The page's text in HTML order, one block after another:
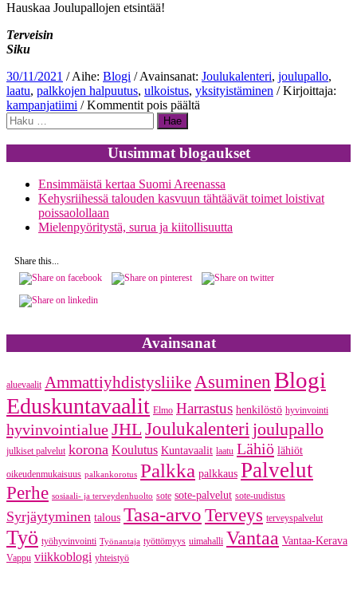
Hauskaa Joulupallojen etsintää!
Terveisin
Siku
30/11/2021 / Aihe: Blogi / Avainsanat: Joulukalenteri, joulupallo,
laatu, palkkojen halpuutus, ulkoistus, yksityistäminen / Kirjoittaja:
kampanjatiimi /Kommentit pois päältä
henkilöstö
on
ja
palkkojen
leviää
Haku:
Uusimmat blogaukset
Ensimmäistä kertaa Suomi Areenassa
Kehysriihessä talouden kasvuun tähtäävät toimet loistivat
poissaolollaan
Mielenpyöritystä, surua ja kiitollisuutta
Share this...
Avainsanat
aluevaalit AmmattiyhdistysliikeAsuminen Blogi
Eduskuntavaalit Elmo Harrastus henkilöstö hyvinvointi
hyvinvointialueJHLJoulukalenterijoulupallo
julkiset palvelut korona Koulutus Kuntavaalit laatu Lähiö lähiöt
oikeudenmukaisuus palkankorotus Palkka palkkaus Palvelut
Perhe sosiaali- ja terveydenhuolto sote sote-palvelut sote-uudistus
Syrjäytyminen talous Tasa-arvo Terveys terveyspalvelut
Työ työhyvinvointi Työnantaja työttömyys uimahalli Vantaa Vantaa-Kerava
Vappu viikkoblogi yhteistyö